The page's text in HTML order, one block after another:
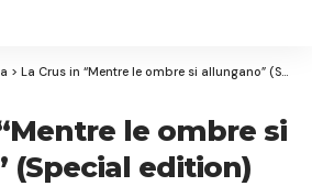
Resizer
> La Crus in “Mentre le ombre si allungano” (Special edition)
le ombre si
(Special edition)